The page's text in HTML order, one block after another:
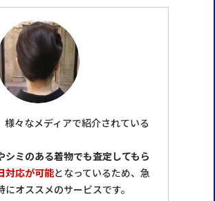
様々なメディアで紹介されている
シミのある着物でも査定してもら
対応が可能となっているため、急
オススメのサービスです。